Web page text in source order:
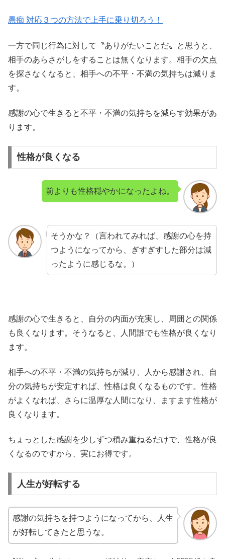
愚痴 対応３つの方法で上手に乗り切ろう！
一方で同じ行為に対して〝ありがたいことだ〟と思うと、
相手のあらさがしをすることは無くなります。相手の欠点
を探さなくなると、相手への不平・不満の気持ちは減りま
す。
感謝の心で生きると不平・不満の気持ちを減らす効果があ
ります。
性格が良くなる
前よりも性格穏やかになったよね。
そうかな？（言われてみれば、感謝の心を持
つようになってから、ぎすぎすした部分は減
ったように感じるな。）
感謝の心で生きると、自分の内面が充実し、周囲との関係
も良くなります。そうなると、人間誰でも性格が良くなり
ます。
相手への不平・不満の気持ちが減り、人から感謝され、自
分の気持ちが安定すれば、性格は良くなるものです。性格
がよくなれば、さらに温厚な人間になり、ますます性格が
良くなります。
ちょっとした感謝を少しずつ積み重ねるだけで、性格が良
くなるのですから、実にお得です。
人生が好転する
感謝の気持ちを持つようになってから、人生
が好転してきたと思うな。